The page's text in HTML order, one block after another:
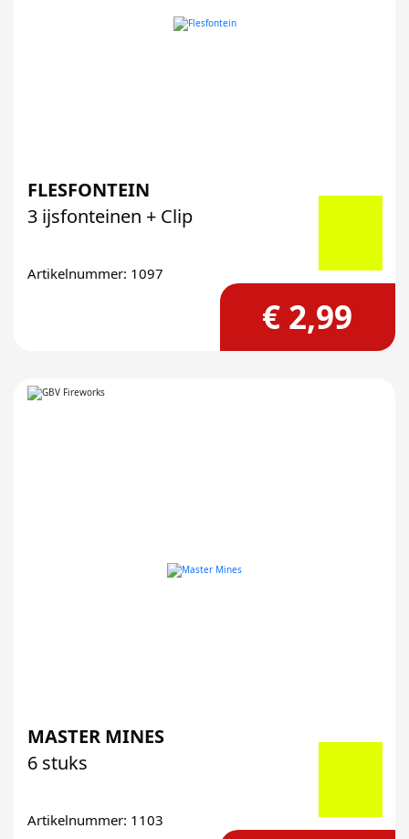
FLESFONTEIN
3 ijsfonteinen + Clip
Artikelnummer: 1097
€ 2,99
MASTER MINES
6 stuks
Artikelnummer: 1103